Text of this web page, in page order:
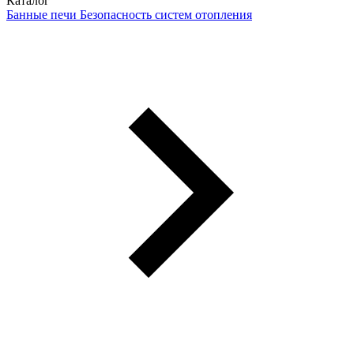
Банные печи Безопасность систем отопления